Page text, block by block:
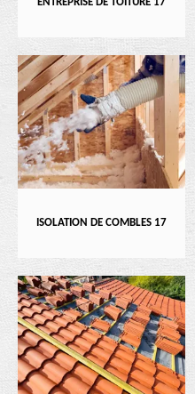
ISOLATION DE COMBLES 17